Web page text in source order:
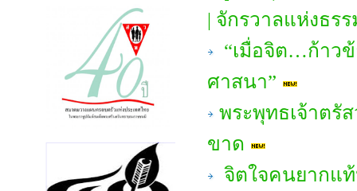
| จักรวาลแห่งธรร
“เมื่อจิต…ก้าว
ศาสนา”
พระพุทธเจ้าตรั
ขาด
จิตใจคนยากแ